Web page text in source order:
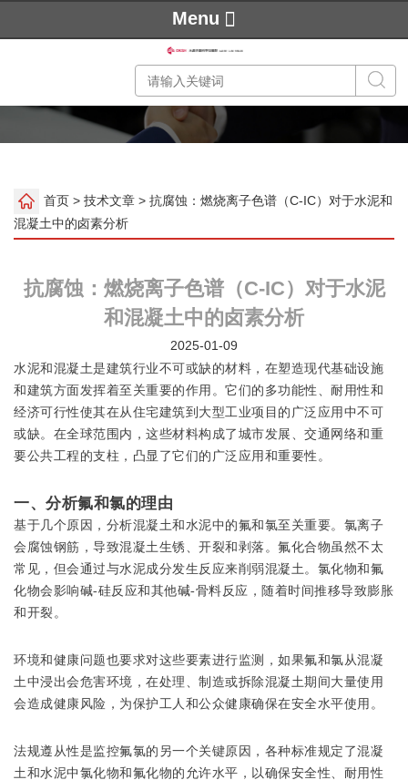
Menu
首页 > 技术文章 > 抗腐蚀：燃烧离子色谱（C-IC）对于水泥和
混凝土中的卤素分析
抗腐蚀：燃烧离子色谱（C-IC）对于水泥
和混凝土中的卤素分析
2025-01-09
水泥和混凝土是建筑行业不可或缺的材料，在塑造现代基础设施
和建筑方面发挥着至关重要的作用。它们的多功能性、耐用性和
经济可行性使其在从住宅建筑到大型工业项目的广泛应用中不可
或缺。在全球范围内，这些材料构成了城市发展、交通网络和重
要公共工程的支柱，凸显了它们的广泛应用和重要性。
一、分析氟和氯的理由
基于几个原因，分析混凝土和水泥中的氟和氯至关重要。氯离子
会腐蚀钢筋，导致混凝土生锈、开裂和剥落。氟化合物虽然不太
常见，但会通过与水泥成分发生反应来削弱混凝土。氯化物和氟
化物会影响碱-硅反应和其他碱-骨料反应，随着时间推移导致膨胀
和开裂。
环境和健康问题也要求对这些要素进行监测，如果氟和氯从混凝
土中浸出会危害环境，在处理、制造或拆除混凝土期间大量使用
会造成健康风险，为保护工人和公众健康确保在安全水平使用。
法规遵从性是监控氟氯的另一个关键原因，各种标准规定了混凝
土和水泥中氯化物和氟化物的允许水平，以确保安全性、耐用性